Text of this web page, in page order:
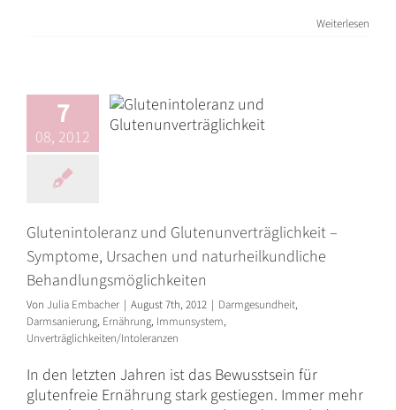
Weiterlesen
7
08, 2012
naturheilkundliche
Behandlungsmöglichkeiten
Glutenintoleranz und Glutenunverträglichkeit –
Symptome, Ursachen und naturheilkundliche
Behandlungsmöglichkeiten
Von Julia Embacher | August 7th, 2012 | Darmgesundheit,
Darmsanierung, Ernährung, Immunsystem,
Unverträglichkeiten/Intoleranzen
In den letzten Jahren ist das Bewusstsein für
glutenfreie Ernährung stark gestiegen. Immer mehr